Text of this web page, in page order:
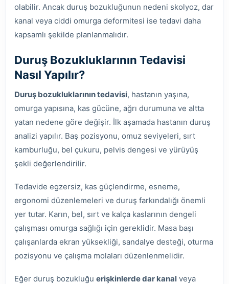
olabilir. Ancak duruş bozukluğunun nedeni skolyoz, dar
kanal veya ciddi omurga deformitesi ise tedavi daha
kapsamlı şekilde planlanmalıdır.
Duruş Bozukluklarının Tedavisi
Nasıl Yapılır?
Duruş bozukluklarının tedavisi, hastanın yaşına,
omurga yapısına, kas gücüne, ağrı durumuna ve altta
yatan nedene göre değişir. İlk aşamada hastanın duruş
analizi yapılır. Baş pozisyonu, omuz seviyeleri, sırt
kamburluğu, bel çukuru, pelvis dengesi ve yürüyüş
şekli değerlendirilir.
Tedavide egzersiz, kas güçlendirme, esneme,
ergonomi düzenlemeleri ve duruş farkındalığı önemli
yer tutar. Karın, bel, sırt ve kalça kaslarının dengeli
çalışması omurga sağlığı için gereklidir. Masa başı
çalışanlarda ekran yüksekliği, sandalye desteği, oturma
pozisyonu ve çalışma molaları düzenlenmelidir.
Eğer duruş bozukluğu erişkinlerde dar kanal veya